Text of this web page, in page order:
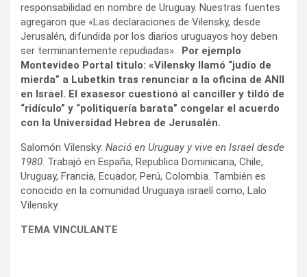
responsabilidad en nombre de Uruguay. Nuestras fuentes
agregaron que «Las declaraciones de Vilensky, desde
Jerusalén, difundida por los diarios uruguayos hoy deben
ser terminantemente repudiadas». Por ejemplo
Montevideo Portal titulo: «Vilensky llamó “judío de
mierda” a Lubetkin tras renunciar a la oficina de ANII
en Israel. El exasesor cuestionó al canciller y tildó de
“ridículo” y “politiquería barata” congelar el acuerdo
con la Universidad Hebrea de Jerusalén.
Salomón Vilensky: Nació en Uruguay y vive en Israel desde
1980. Trabajó en España, Republica Dominicana, Chile,
Uruguay, Francia, Ecuador, Perú, Colombia. También es
conocido en la comunidad Uruguaya israelí como, Lalo
Vilensky.
TEMA VINCULANTE